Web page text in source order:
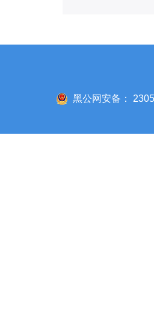
黑公网安备：